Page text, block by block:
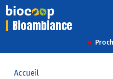
Bioambiance
Accueil